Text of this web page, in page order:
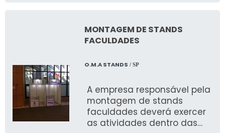
para garantir a qualidade
que buscam.
MONTAGEM DE STANDS
FACULDADES
O.M.A STANDS / SP
A empresa responsável pela
montagem de stands
faculdades deverá exercer
as atividades dentro das